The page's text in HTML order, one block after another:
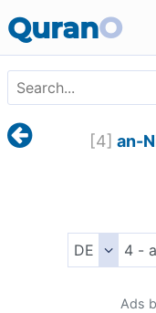
QuranO
[4] an-
Ads